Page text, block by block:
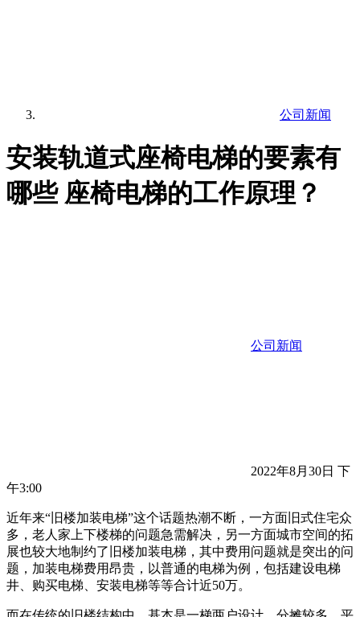
公司新闻
安装轨道式座椅电梯的要素有
哪些 座椅电梯的工作原理？
公司新闻
2022年8月30日 下
午3:00
近年来“旧楼加装电梯”这个话题热潮不断，一方面旧式住宅众
多，老人家上下楼梯的问题急需解决，另一方面城市空间的拓
展也较大地制约了旧楼加装电梯，其中费用问题就是突出的问
题，加装电梯费用昂贵，以普通的电梯为例，包括建设电梯
井、购买电梯、安装电梯等等合计近50万。